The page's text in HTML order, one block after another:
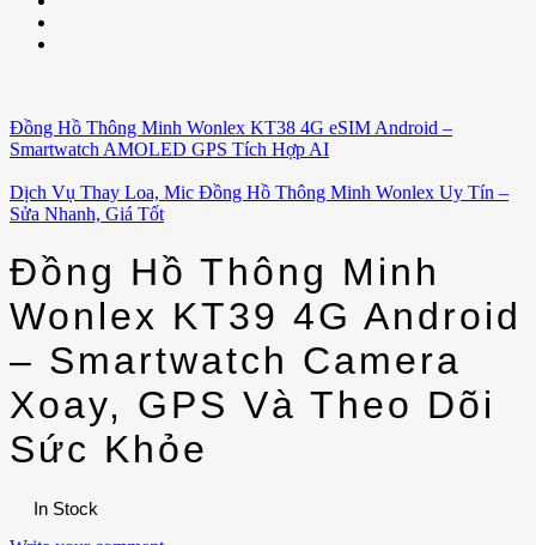
Đồng Hồ Thông Minh Wonlex KT38 4G eSIM Android –
Smartwatch AMOLED GPS Tích Hợp AI
Dịch Vụ Thay Loa, Mic Đồng Hồ Thông Minh Wonlex Uy Tín –
Sửa Nhanh, Giá Tốt
Đồng Hồ Thông Minh
Wonlex KT39 4G Android
– Smartwatch Camera
Xoay, GPS Và Theo Dõi
Sức Khỏe
In Stock